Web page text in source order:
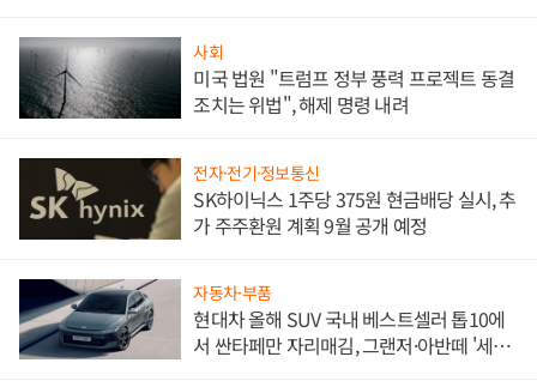
사회
미국 법원 "트럼프 정부 풍력 프로젝트 동결
조치는 위법", 해제 명령 내려
전자·전기·정보통신
SK하이닉스 1주당 375원 현금배당 실시, 추
가 주주환원 계획 9월 공개 예정
자동차·부품
현대차 올해 SUV 국내 베스트셀러 톱10에
서 싼타페만 자리매김, 그랜저·아반떼 '세단